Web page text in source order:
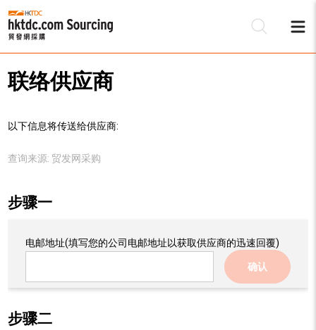
联络供应商
以下信息将传送给供应商:
查询来源: 贸发网采购
步骤一
电邮地址(填写您的公司电邮地址以获取供应商的迅速回覆)
确认
步骤二